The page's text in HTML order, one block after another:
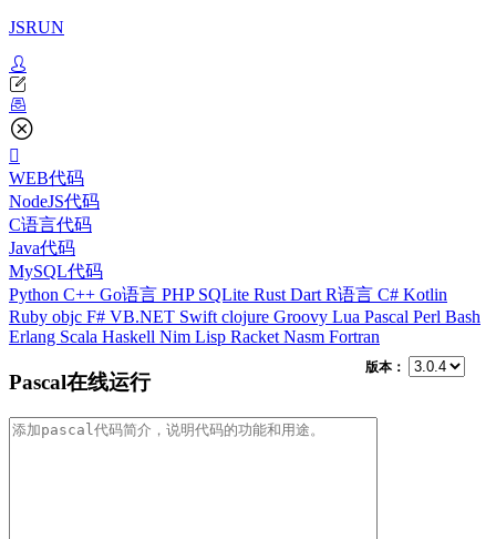
JSRUN
WEB代码
NodeJS代码
C语言代码
Java代码
MySQL代码
Python C++ Go语言 PHP SQLite Rust Dart R语言 C# Kotlin
Ruby objc F# VB.NET Swift clojure Groovy Lua Pascal Perl Bash
Erlang Scala Haskell Nim Lisp Racket Nasm Fortran
Pascal在线运行
版本：